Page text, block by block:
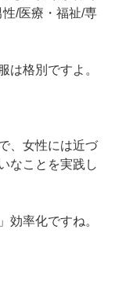
/医療・福祉/専
は格別ですよ。
、女性には近づ
なことを実践し
効率化ですね。